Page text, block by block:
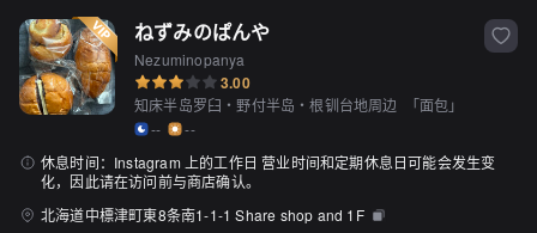
ねずみのぱんや
Nezuminopanya
3.00
知床半岛罗臼・野付半岛・根钏台地周边 「面包」
--
--
休息时间： Instagram 上的工作日 营业时间和定期休息日可能会发生变
化，因此请在访问前与商店确认。
北海道中標津町東8条南1-1-1 Share shop and 1F